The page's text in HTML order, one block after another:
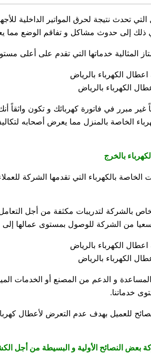
تحدث نتيجة لحرق المواتير الداخلية
ذلك إلى حدوث مشاكل و تفاقم الوضع مما
المثالية خدماتها التي تقدم على أعلى
الكهرباء بالرياض
غير مبرر في فاتورة كهربائك و تكون واثقاً
الخاصة بالمنزل مما يعرض أصحابه
بالخرج
بالكهرباء التي تقدمها الشركة
بالشركة لتدريبات مكثفة من أجل التعامل
من الشركة للوصول بمستوى عمالها إلى
الكهرباء بالرياض
و الدعم من المصنع أو الخدمات
خدماتنا.
للعميل بهدف عدم التعرض لأعطال
بعض النصائح الأولية و البسيطة من أجل